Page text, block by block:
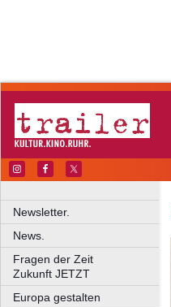
Newsletter.
News.
Fragen der Zeit
Zukunft JETZT
Europa gestalten